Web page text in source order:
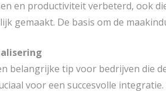
en productiviteit verbeterd, ook
gemaakt. De basis om de
belangrijke tip voor bedrijven die
voor een succesvolle